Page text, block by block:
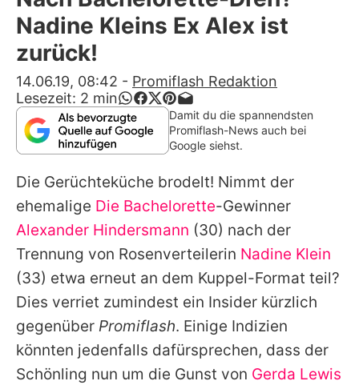
Alle Themen auf Promiflash
App runterladen
Team
Redaktionelle Richtlinien
Impressum
Datenschutzerklärung
Nutzungsbedingungen
Utiq verwalten
Nadine Kleins Ex Alex ist
zurück!
14.06.19, 08:42 - Promiflash Redaktion
Lesezeit: 2 min
Damit du die spannendsten
Promiflash-News auch bei
Google siehst.
Die Gerüchteküche brodelt! Nimmt der
ehemalige Die Bachelorette-Gewinner
Alexander Hindersmann (30) nach der
Trennung von Rosenverteilerin Nadine Klein
(33) etwa erneut an dem Kuppel-Format teil?
Dies verriet zumindest ein Insider kürzlich
gegenüber Promiflash. Einige Indizien
könnten jedenfalls dafürsprechen, dass der
Schönling nun um die Gunst von Gerda Lewis